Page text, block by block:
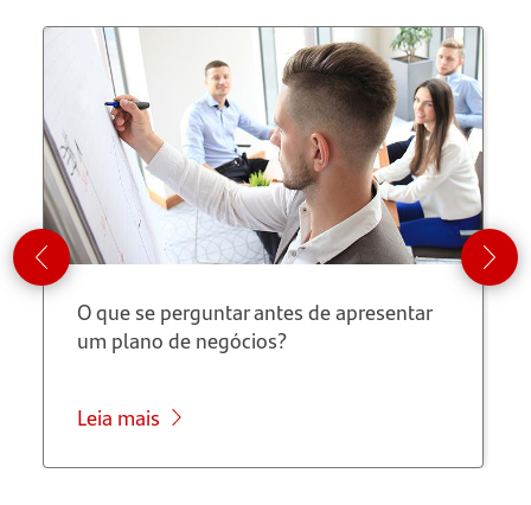
limite seu
horizonte
Propósito
e valores
são
fundamentais
Teste sua
ideia:
invista no
não é
O que se perguntar antes de apresentar
um plano de negócios?
Leia mais